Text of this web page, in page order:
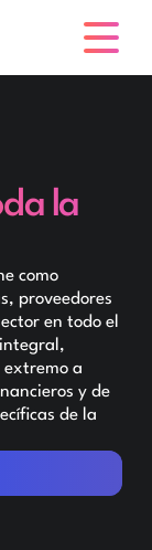
la
como
proveedores
en todo el
extremo a
y de
de la